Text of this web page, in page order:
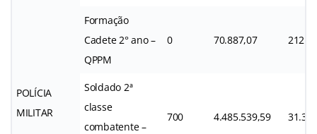
POLÍCIA
MILITAR
Formação
Cadete 2° ano –
QPPM
0 70.887,07
Soldado 2ª
classe
combatente –
700 4.485.539,59